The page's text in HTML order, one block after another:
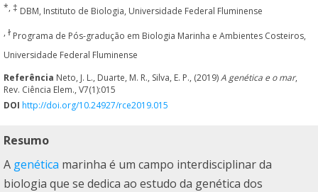
*, ‡ DBM, Instituto de Biologia, Universidade Federal Fluminense
, ɫ Programa de Pós-gradução em Biologia Marinha e Ambientes Costeiros,
Universidade Federal Fluminense
Referência Neto, J. L., Duarte, M. R., Silva, E. P., (2019)A genética e o mar,
Rev. Ciência Elem., V7(1):015
DOI http://doi.org/10.24927/rce2019.015
Resumo
A genética marinha é um campo interdisciplinar da
biologia que se dedica ao estudo da genética dos